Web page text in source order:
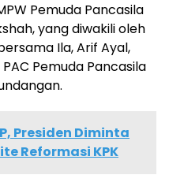
Pemuda Pancasila
yang diwakili oleh
Ila, Arif Ayal,
Pemuda Pancasila
Presiden Diminta
Reformasi KPK